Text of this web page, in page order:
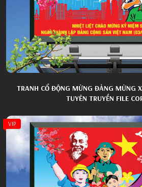
TRANH CỔ ĐỘNG MỪNG ĐẢNG MỪNG
TUYÊN TRUYỀN FILE
VIP